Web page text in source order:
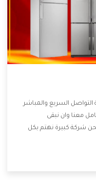
السريع والمباشر
معنا وان نبقى
شركة كبيرة نهتم بكل
التى تكون من أهم